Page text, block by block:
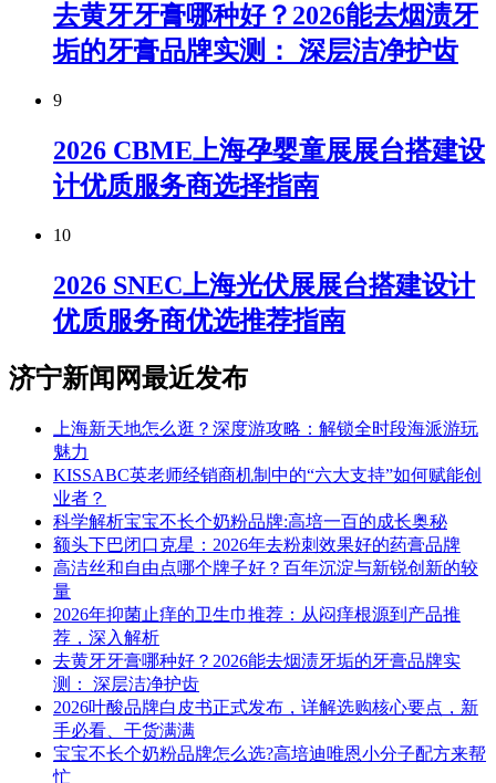
去黄牙牙膏哪种好？2026能去烟渍牙
垢的牙膏品牌实测： 深层洁净护齿
9
2026 CBME上海孕婴童展展台搭建设
计优质服务商选择指南
10
2026 SNEC上海光伏展展台搭建设计
优质服务商优选推荐指南
济宁新闻网最近发布
上海新天地怎么逛？深度游攻略：解锁全时段海派游玩
魅力
KISSABC英老师经销商机制中的“六大支持”如何赋能创
业者？
科学解析宝宝不长个奶粉品牌:高培一百的成长奥秘
额头下巴闭口克星：2026年去粉刺效果好的药膏品牌
高洁丝和自由点哪个牌子好？百年沉淀与新锐创新的较
量
2026年抑菌止痒的卫生巾推荐：从闷痒根源到产品推
荐，深入解析
去黄牙牙膏哪种好？2026能去烟渍牙垢的牙膏品牌实
测： 深层洁净护齿
2026叶酸品牌白皮书正式发布，详解选购核心要点，新
手必看、干货满满
宝宝不长个奶粉品牌怎么选?高培迪唯恩小分子配方来帮
忙